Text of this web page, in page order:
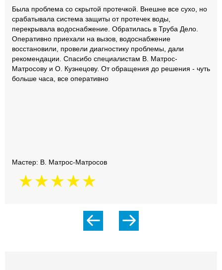
Была проблема со скрытой протечкой. Внешне все сухо, но
срабатывала система защиты от протечек воды,
перекрывала водоснабжение. Обратилась в Труба Дело.
Оперативно приехали на вызов, водоснабжение
восстановили, провели диагностику проблемы, дали
рекомендации. Спасибо специалистам В. Матрос-
Матросову и О. Кузнецову. От обращения до решения - чуть
больше часа, все оперативно
Мастер: В. Матрос-Матросов